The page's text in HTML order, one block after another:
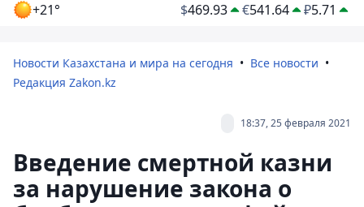
+21° $469.93 €541.64 ₽5.71
Новости Казахстана и мира на сегодня
Все новости
Редакция Zakon.kz
18:37, 25 февраля 2021
Введение смертной казни
за нарушение закона о